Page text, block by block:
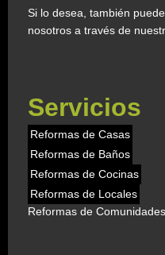
Si lo desea, también
nosotros a través de
Servicios
Reformas de Casas
Reformas de Baños
Reformas de Cocinas
Reformas de Locales
Reformas de Comunidades